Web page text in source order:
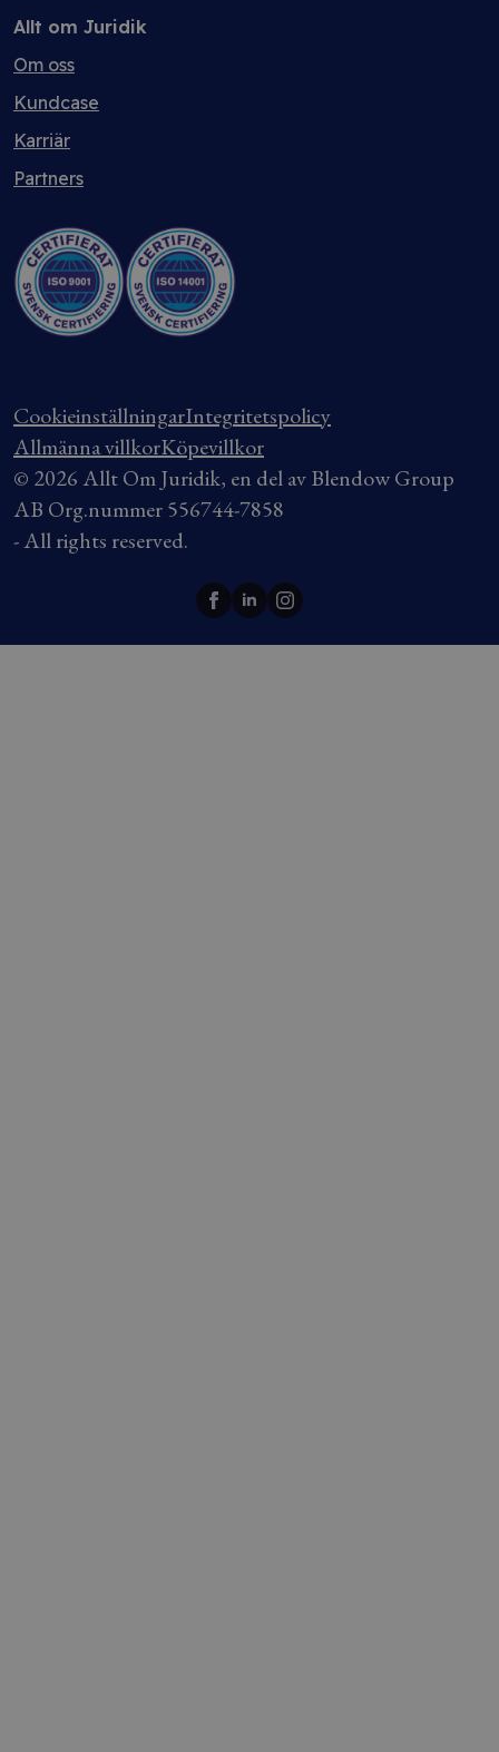
Allt om Juridik
Om oss
Kundcase
Karriär
Partners
CookieinställningarIntegritetspolicy
Allmänna villkorKöpevillkor
© 2026 Allt Om Juridik, en del av Blendow Group
AB Org.nummer 556744-7858
- All rights reserved.